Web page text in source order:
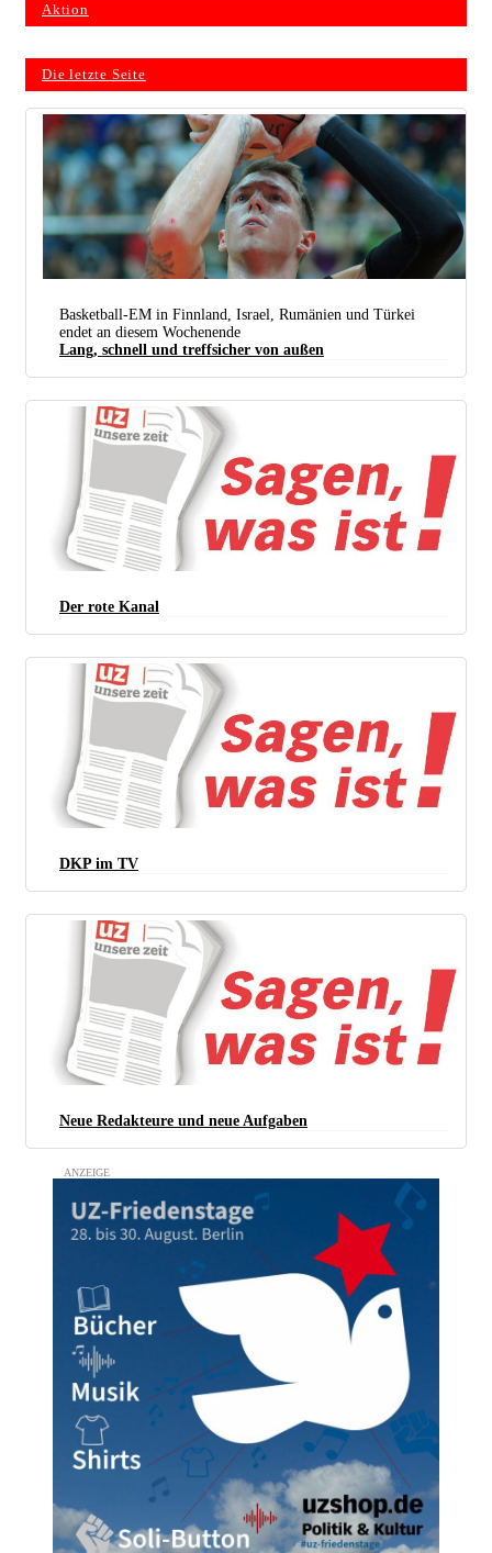
Aktion
Die letzte Seite
Center Daniel Theis (bild) Ist Im Deutschen Team Die Wichtigste Anspielstation Für Spielmacher
Dennis Schröder.
Basketball-EM in Finnland, Israel, Rumänien und Türkei
endet an diesem Wochenende
Lang, schnell und treffsicher von außen
Der rote Kanal
DKP im TV
Neue Redakteure und neue Aufgaben